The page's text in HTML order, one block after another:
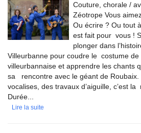
Couture, chorale /
Zéotrope Vous
Ou écrire ? Ou tout
est fait pour vous !
plonger dans
Villeurbanne pour coudre le costume de
villeurbannaise et apprendre les chants
sa rencontre avec le géant de Roubaix.
vocalises, des travaux d’aiguille, c’est
Durée...
Lire la suite